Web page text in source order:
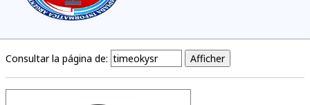
Consultar la página de: